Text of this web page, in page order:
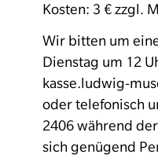
Kosten: 3 € zzgl.
Wir bitten um
Dienstag um 12
kasse.ludwig-
oder telefonisch
2406 während
sich genügend